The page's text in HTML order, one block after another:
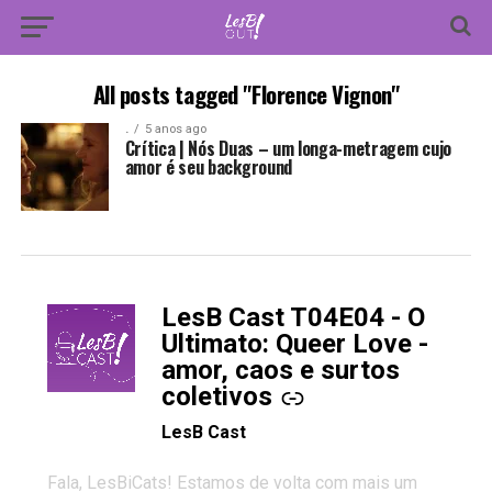
All posts tagged "Florence Vignon"
. 5 anos ago
Crítica | Nós Duas – um longa-metragem cujo
amor é seu background
LesB Cast T04E04 - O
Ultimato: Queer Love -
amor, caos e surtos
coletivos
-
LesB Cast
Fala, LesBiCats! Estamos de volta com mais um